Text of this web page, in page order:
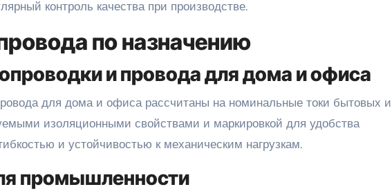
контроль качества при производстве.
по назначению
и провода для дома и офиса
для дома и офиса рассчитаны на номинальные токи бытовых и
изоляционными свойствами и маркировкой для удобства
и устойчивостью к механическим нагрузкам.
промышленности